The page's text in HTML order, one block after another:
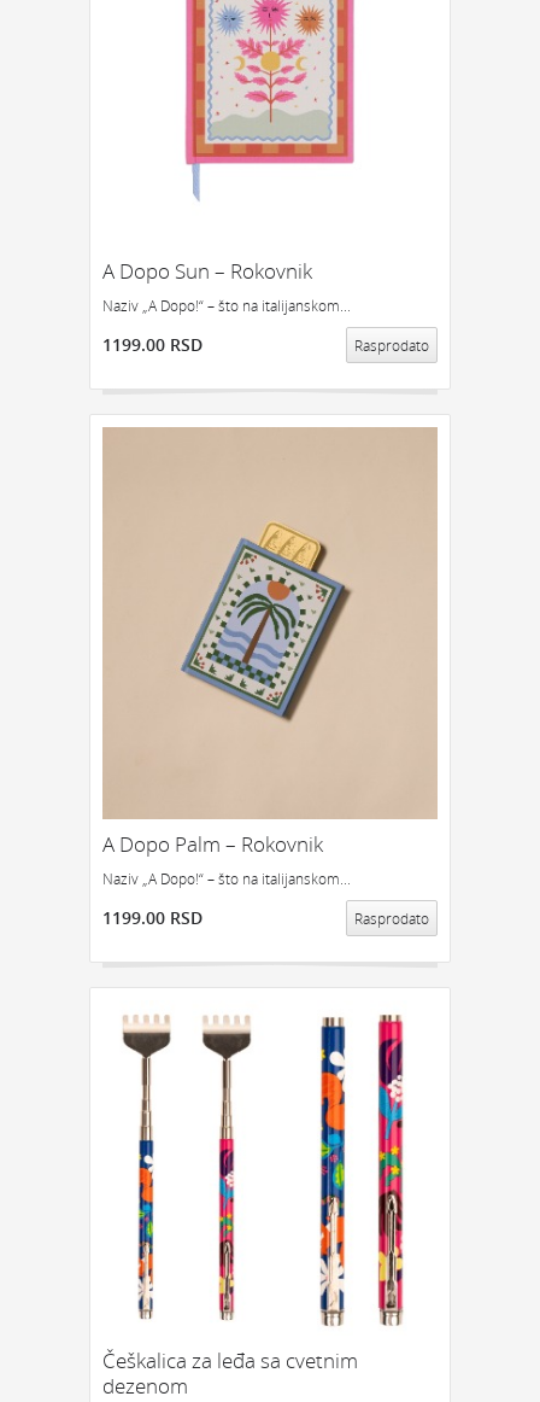
A Dopo Sun – Rokovnik
Naziv „A Dopo!“ – što na italijanskom...
1199.00 RSD Rasprodato
A Dopo Palm – Rokovnik
Naziv „A Dopo!“ – što na italijanskom...
1199.00 RSD Rasprodato
Češkalica za leđa sa cvetnim
dezenom